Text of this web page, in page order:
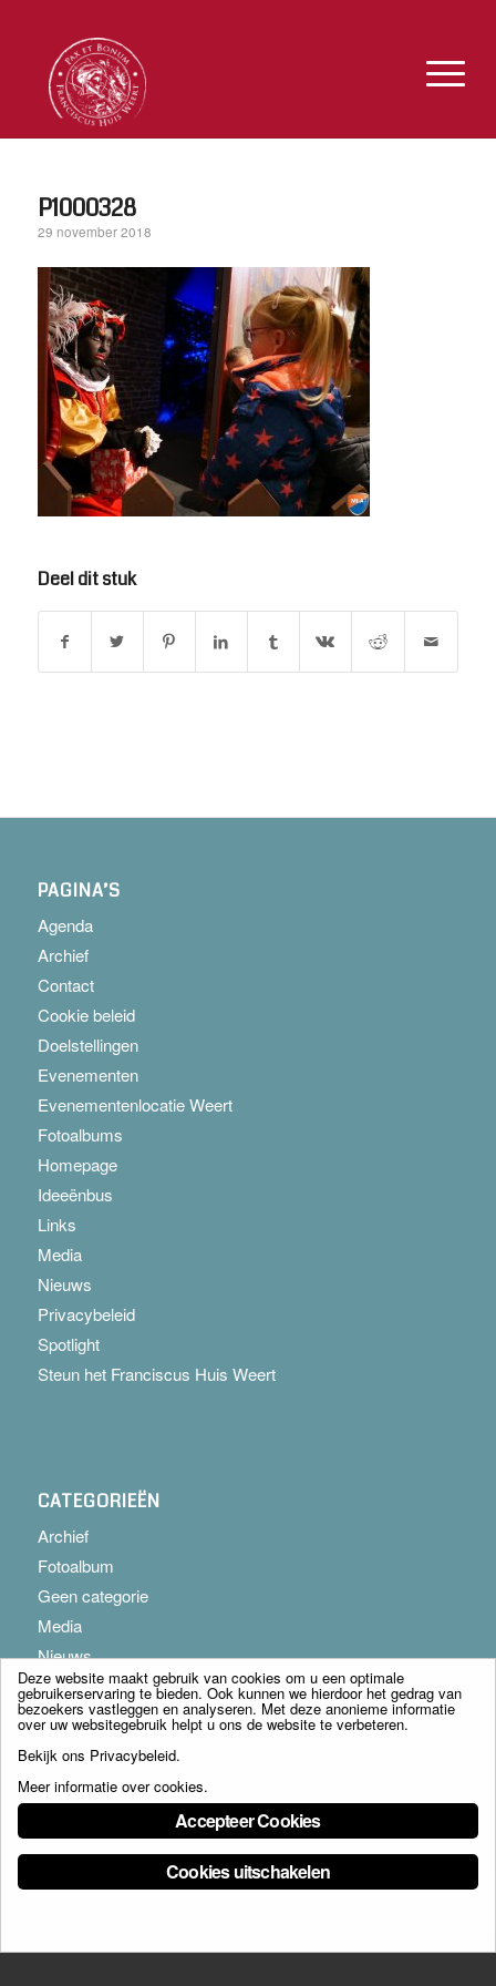
P1000328
29 november 2018
Deel dit stuk
PAGINA’S
Agenda
Archief
Contact
Cookie beleid
Doelstellingen
Evenementen
Evenementenlocatie Weert
Fotoalbums
Homepage
Ideeënbus
Links
Media
Nieuws
Privacybeleid
Spotlight
Steun het Franciscus Huis Weert
CATEGORIEËN
Archief
Fotoalbum
Geen categorie
Media
Nieuws
© Copyright - Franciscus Huis Weert B.V. - webdesign:
Deze website maakt gebruik van cookies om u een optimale
gebruikerservaring te bieden. Ook kunnen we hierdoor het gedrag van
bezoekers vastleggen en analyseren. Met deze anonieme informatie
over uw websitegebruik helpt u ons de website te verbeteren.
Bekijk ons Privacybeleid.
Meer informatie over cookies.
Accepteer Cookies
Cookies uitschakelen